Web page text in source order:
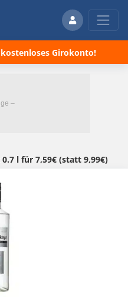
kostenloses Girokonto!
l für 7,59€ (statt 9,99€)